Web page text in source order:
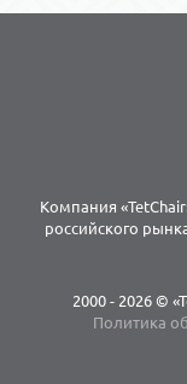
Компания
российского
2000 - 2026 ©
Политика